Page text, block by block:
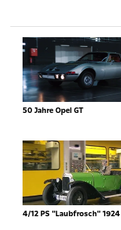
50 Jahre Opel GT
4/12 PS "Laubfrosch" 1924